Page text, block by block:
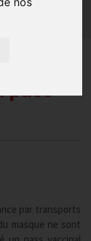
pass
par transports
masque ne sont